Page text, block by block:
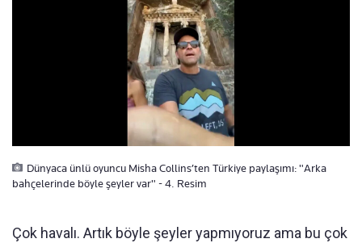
Dünyaca ünlü oyuncu Misha Collins’ten Türkiye paylaşımı: "Arka
bahçelerinde böyle şeyler var" - 4. Resim
Çok havalı. Artık böyle şeyler yapmıyoruz ama bu çok